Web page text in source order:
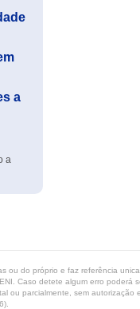
a
a
do próprio e faz referência
Caso detete algum erro poderá
parcialmente, sem autorização